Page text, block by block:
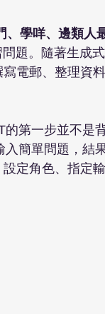
、學咩、邊類人
題。隨著生成
電郵、整理資
第一步並不是
簡單問題，結
定角色、指定